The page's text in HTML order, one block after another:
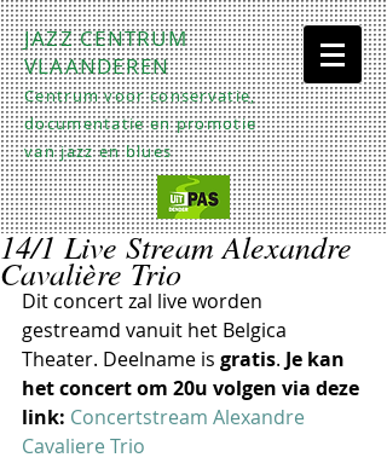
JAZZ CENTRUM
VLAANDEREN
Centrum voor conservatie,
documentatie en promotie
van jazz en blues
14/1 Live Stream Alexandre
Cavalière Trio
Dit concert zal live worden
gestreamd vanuit het Belgica
Theater. Deelname is gratis. Je kan
het concert om 20u volgen via deze
link: Concertstream Alexandre
Cavaliere Trio